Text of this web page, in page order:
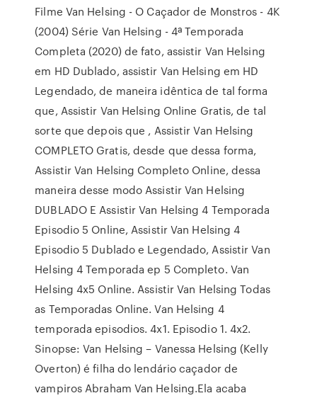
Filme Van Helsing - O Caçador de Monstros - 4K
(2004) Série Van Helsing - 4ª Temporada
Completa (2020) de fato, assistir Van Helsing
em HD Dublado, assistir Van Helsing em HD
Legendado, de maneira idêntica de tal forma
que, Assistir Van Helsing Online Gratis, de tal
sorte que depois que , Assistir Van Helsing
COMPLETO Gratis, desde que dessa forma,
Assistir Van Helsing Completo Online, dessa
maneira desse modo Assistir Van Helsing
DUBLADO E Assistir Van Helsing 4 Temporada
Episodio 5 Online, Assistir Van Helsing 4
Episodio 5 Dublado e Legendado, Assistir Van
Helsing 4 Temporada ep 5 Completo. Van
Helsing 4x5 Online. Assistir Van Helsing Todas
as Temporadas Online. Van Helsing 4
temporada episodios. 4x1. Episodio 1. 4x2.
Sinopse: Van Helsing – Vanessa Helsing (Kelly
Overton) é filha do lendário caçador de
vampiros Abraham Van Helsing.Ela acaba